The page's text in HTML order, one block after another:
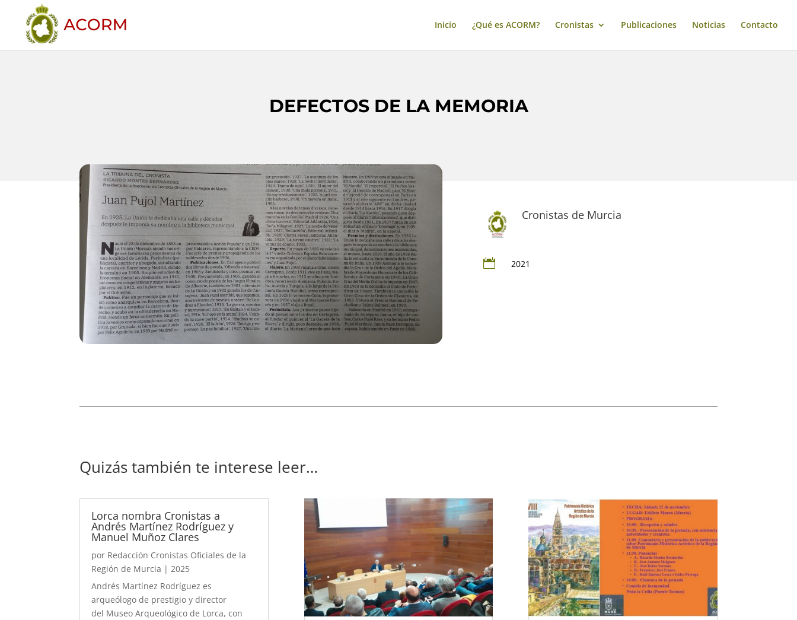
Inicio ¿Qué es ACORM? Cronistas Publicaciones Noticias Contacto
DEFECTOS DE LA MEMORIA
Cronistas de Murcia
 2021
Quizás también te interese leer…
Lorca nombra Cronistas a
Andrés Martínez Rodríguez y
Manuel Muñoz Clares
por Redacción Cronistas Oficiales de la
Región de Murcia | 2025
Andrés Martínez Rodríguez es
arqueólogo de prestigio y director
del Museo Arqueológico de Lorca, con